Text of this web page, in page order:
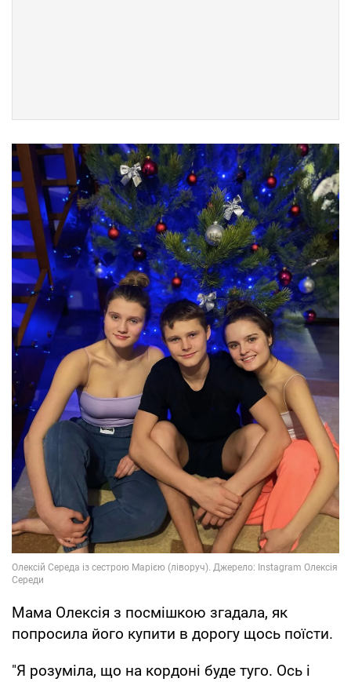
Мама Олексія з посмішкою згадала, як
попросила його купити в дорогу щось поїсти.
"Я розуміла, що на кордоні буде туго. Ось і